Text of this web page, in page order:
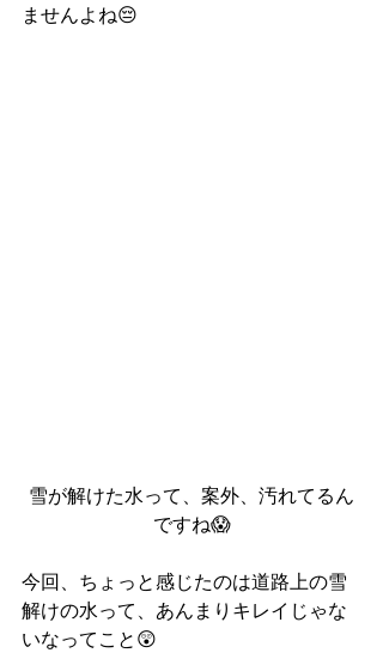
ませんよね😔
雪が解けた水って、案外、汚れてるん
ですね😱
今回、ちょっと感じたのは道路上の雪
解けの水って、あんまりキレイじゃな
いなってこと😲